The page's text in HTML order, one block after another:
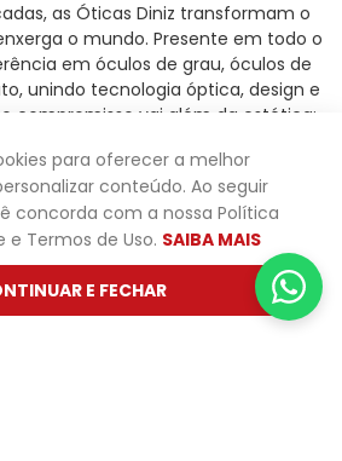
as Óticas Diniz transformam o
o mundo. Presente em todo o
em óculos de grau, óculos de
unindo tecnologia óptica, design e
compromisso vai além da estética:
e garantir uma visão clara e
em todas as situações.
Ler mais
para oferecer a melhor
conteúdo. Ao seguir
concorda com a nossa Política
e Termos de Uso. SAIBA MAIS
E FECHAR